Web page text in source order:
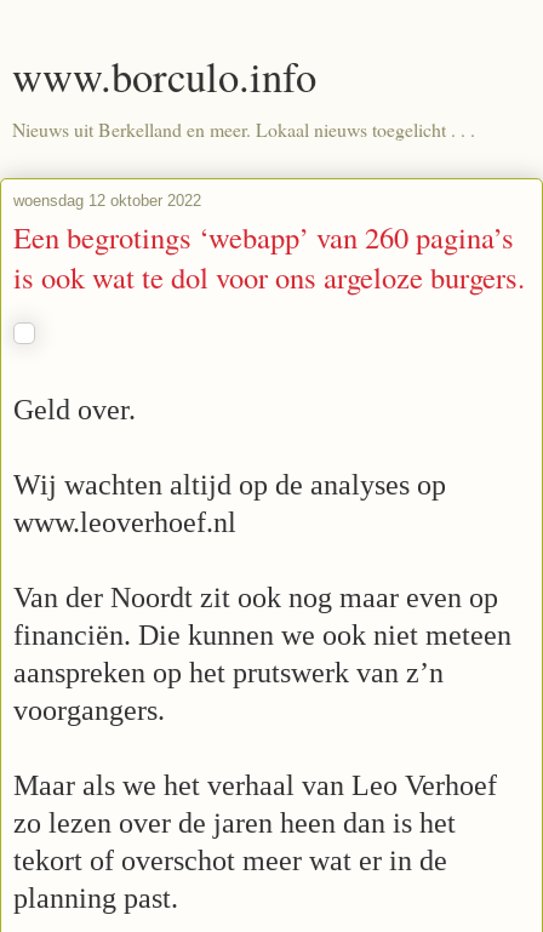
www.borculo.info
Nieuws uit Berkelland en meer. Lokaal nieuws toegelicht . . .
woensdag 12 oktober 2022
Een begrotings ‘webapp’ van 260 pagina’s
is ook wat te dol voor ons argeloze burgers.
Geld over.
Wij wachten altijd op de analyses op
www.leoverhoef.nl
Van der Noordt zit ook nog maar even op
financiën. Die kunnen we ook niet meteen
aanspreken op het prutswerk van z’n
voorgangers.
Maar als we het verhaal van Leo Verhoef
zo lezen over de jaren heen dan is het
tekort of overschot meer wat er in de
planning past.